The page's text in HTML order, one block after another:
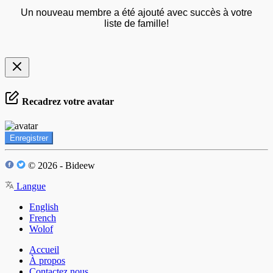
Un nouveau membre a été ajouté avec succès à votre
liste de famille!
Recadrez votre avatar
Enregistrer
© 2026 - Bideew
Langue
English
French
Wolof
Accueil
À propos